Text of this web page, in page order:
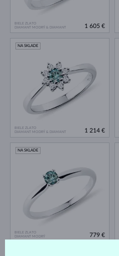
BIELE ZLATO
DIAMANT MODRÝ & DIAMANT
1 605 €
BIELE ZLATO
DIAMANT MODRÝ & DIAMANT
NA SKLADE
1 214 €
BIELE ZLATO
DIAMANT MODRÝ
NA SKLADE
779 €